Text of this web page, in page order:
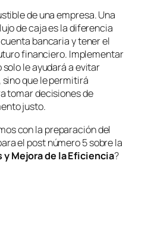
de una empresa. Una
de caja es la diferencia
bancaria y tener el
financiero. Implementar
le ayudará a evitar
que le permitirá
tomar decisiones de
justo.
con la preparación del
el post número 5 sobre la
Mejora de la Eficiencia?